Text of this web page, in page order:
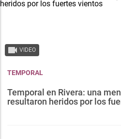
VIDEO
TEMPORAL
Temporal en Rivera: una
resultaron heridos por los